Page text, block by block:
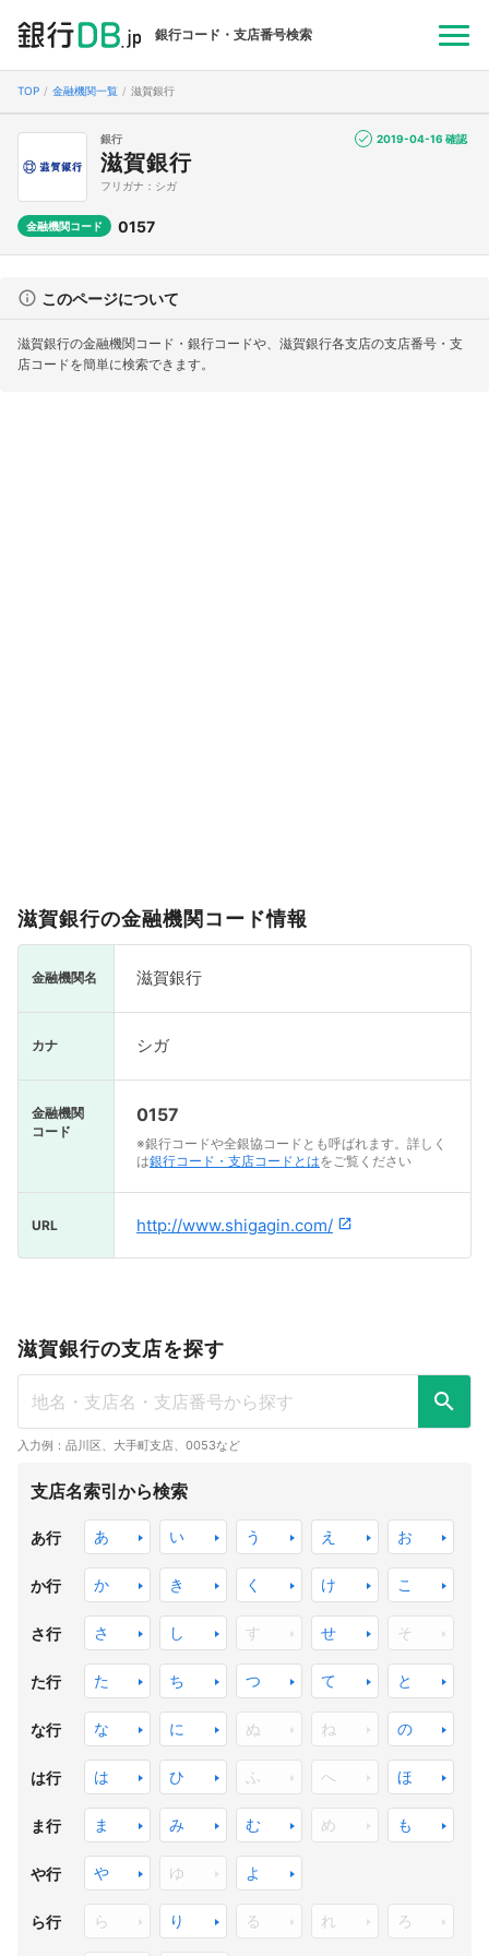
銀行コード・支店番号検索
TOP 金融機関一覧 滋賀銀行
銀行
滋賀銀行
フリガナ：シガ
金融機関コード 0157
2019-04-16 確認
このページについて
滋賀銀行の金融機関コード・銀行コードや、滋賀銀行各支店の支店番号・支
店コードを簡単に検索できます。
滋賀銀行の金融機関コード情報
金融機関名 滋賀銀行
カナ シガ
金融機関
コード
0157
※銀行コードや全銀協コードとも呼ばれます。詳しく
は銀行コード・支店コードとはをご覧ください
URL http://www.shigagin.com/
滋賀銀行の支店を探す
入力例：品川区、大手町支店、0053など
支店名索引から検索
あ行 あ い う え お
か行 か き く け こ
さ行 さ し す せ そ
た行 た ち つ て と
な行 な に ぬ ね の
は行 は ひ ふ へ ほ
ま行 ま み む め も
や行 や ゆ よ
ら行 ら り る れ ろ